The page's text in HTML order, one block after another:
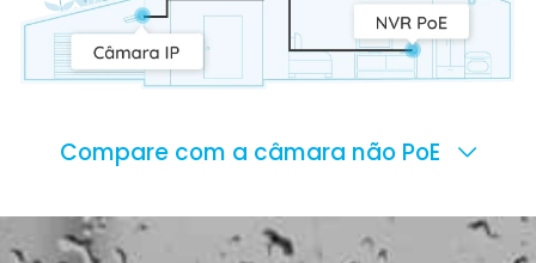
Compare com a câmara não PoE